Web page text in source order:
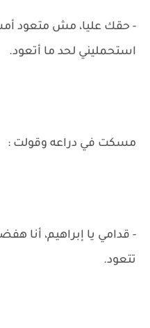
- حقك عليا، مش متعود
استحمليني لحد ما أتعود.
مسكت في دراعه وقولت :
- قدامي يا إبراهيم، أنا
تتعود.